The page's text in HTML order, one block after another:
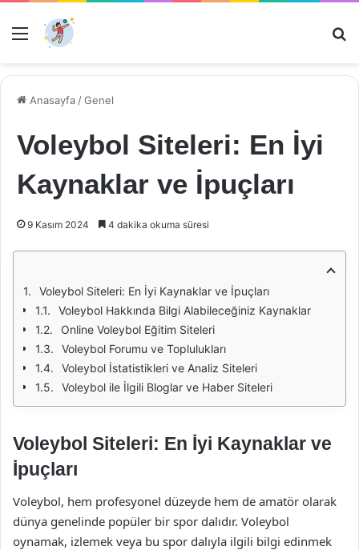
Menü
Anasayfa /Genel
Voleybol Siteleri: En İyi
Kaynaklar ve İpuçları
9 Kasım 2024 4 dakika okuma süresi
Voleybol Siteleri: En İyi Kaynaklar ve İpuçları
Voleybol Hakkında Bilgi Alabileceğiniz Kaynaklar
Online Voleybol Eğitim Siteleri
Voleybol Forumu ve Toplulukları
Voleybol İstatistikleri ve Analiz Siteleri
Voleybol ile İlgili Bloglar ve Haber Siteleri
Voleybol Siteleri: En İyi Kaynaklar ve
İpuçları
Voleybol, hem profesyonel düzeyde hem de amatör olarak
dünya genelinde popüler bir spor dalıdır. Voleybol
oynamak, izlemek veya bu spor dalıyla ilgili bilgi edinmek